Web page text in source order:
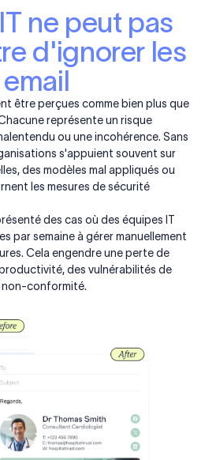
ne peut pas
d'ignorer les
être perçues comme bien plus que
représente un risque
ou une incohérence. Sans
s'appuient souvent sur
des modèles mal appliqués ou
les mesures de sécurité
des cas où des équipes IT
par semaine à gérer manuellement
Cela engendre une perte de
des vulnérabilités de
non-conformité.